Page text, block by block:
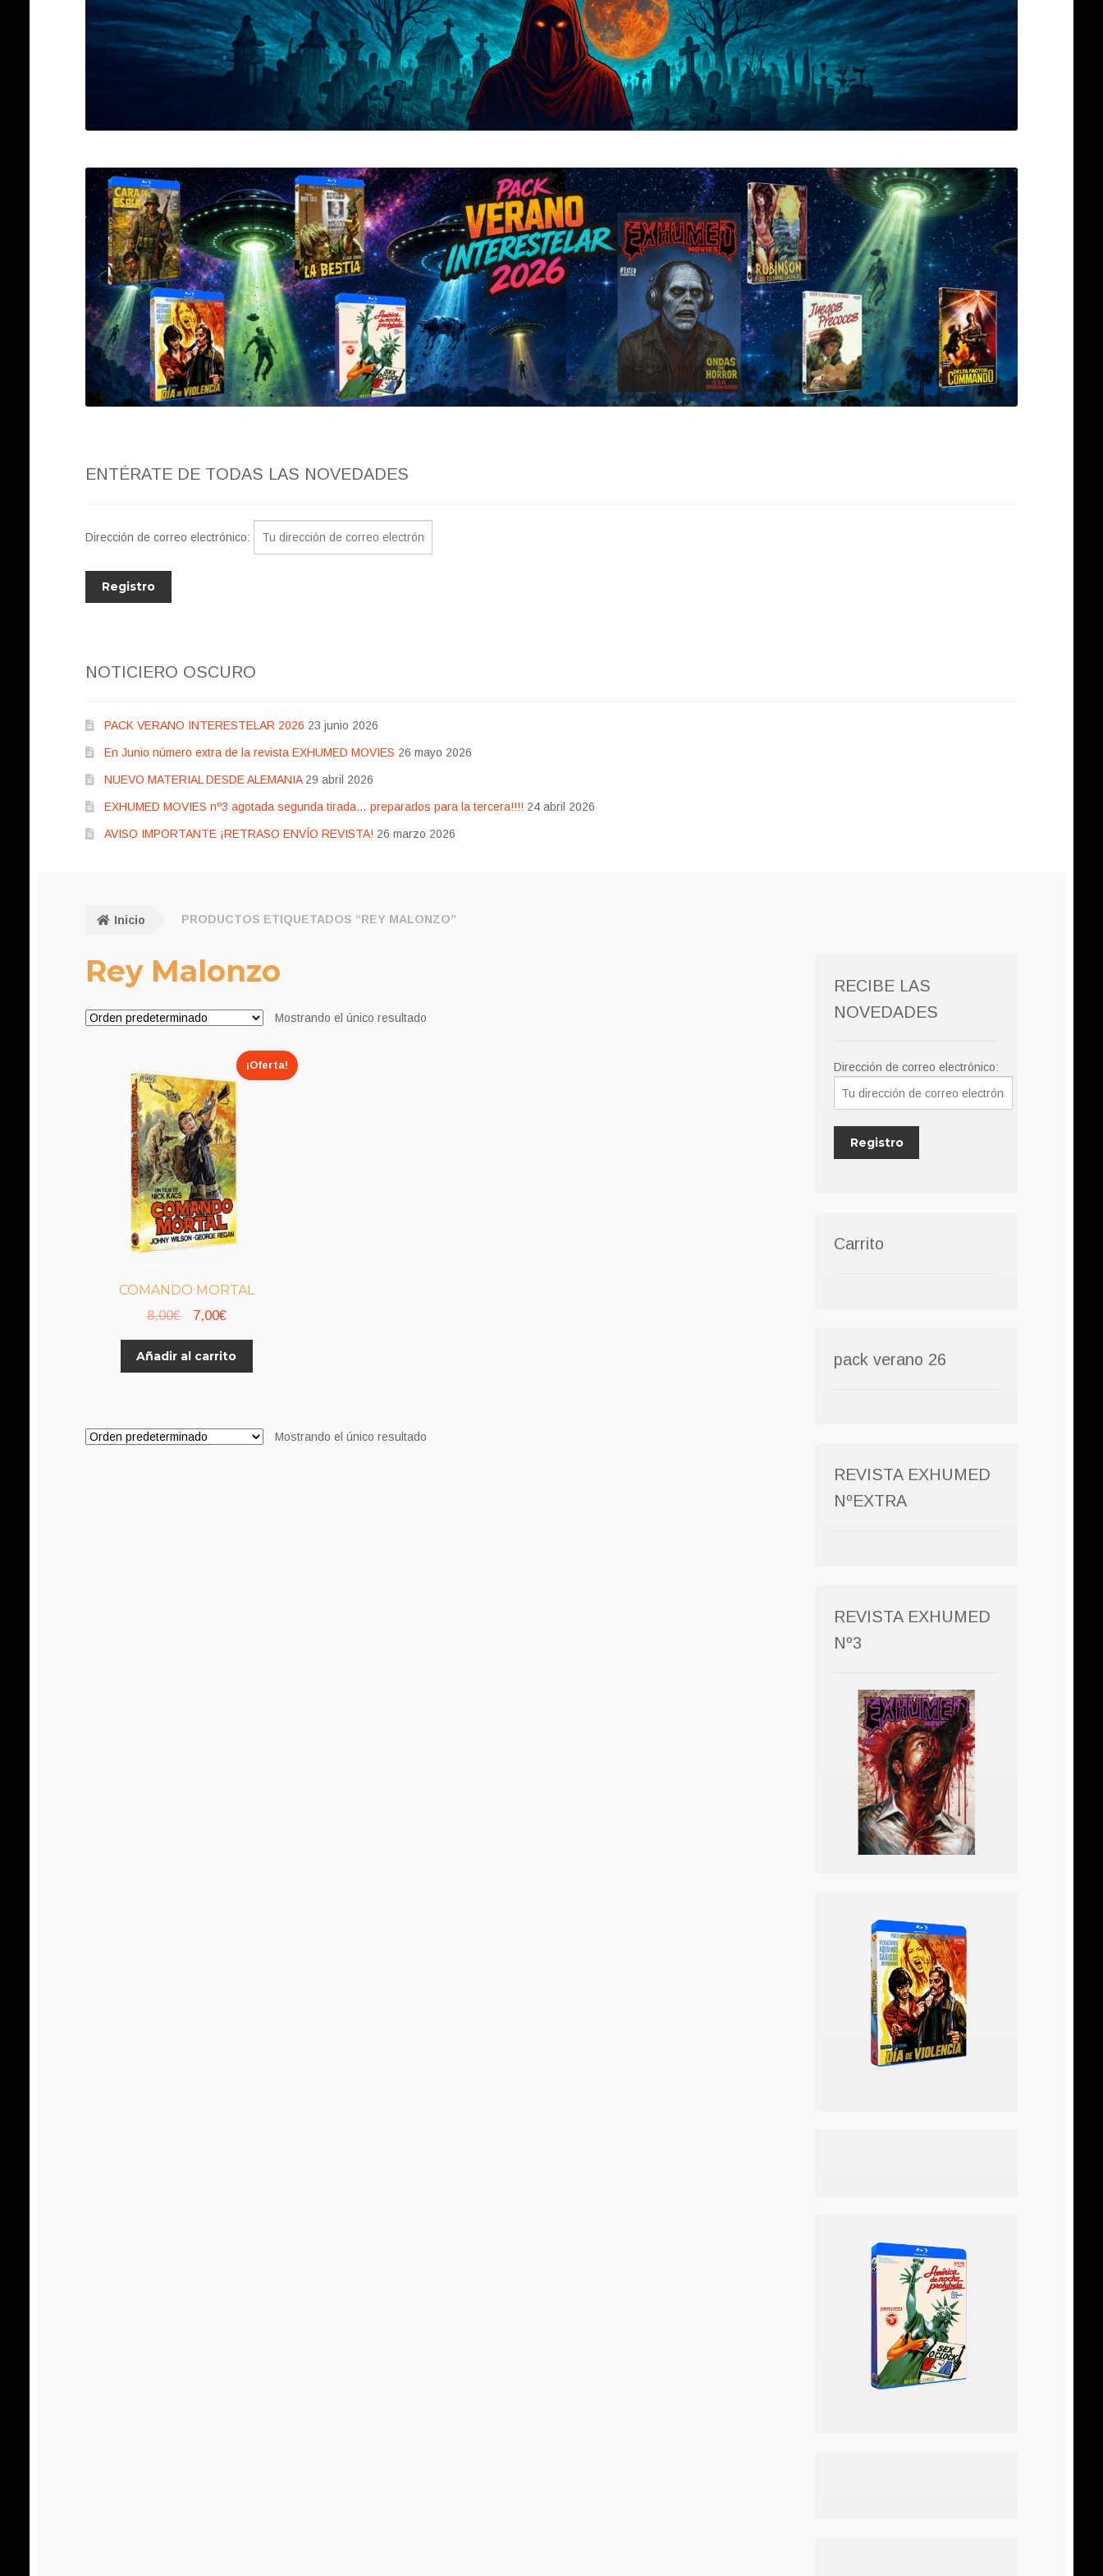
ENTÉRATE DE TODAS LAS NOVEDADES
Dirección de correo electrónico:
NOTICIERO OSCURO
PACK VERANO INTERESTELAR 2026 23 junio 2026
En Junio número extra de la revista EXHUMED MOVIES 26 mayo 2026
NUEVO MATERIAL DESDE ALEMANIA 29 abril 2026
EXHUMED MOVIES nº3 agotada segunda tirada… preparados para la tercera!!!! 24 abril 2026
AVISO IMPORTANTE ¡RETRASO ENVÍO REVISTA! 26 marzo 2026
Inicio PRODUCTOS ETIQUETADOS “REY MALONZO”
Rey Malonzo
Mostrando el único resultado
COMANDO MORTAL
¡Oferta!
8,00€
El
precio
original
7,00€El
precio
actual
Añadir al carrito
Mostrando el único resultado
RECIBE LAS
NOVEDADES
Dirección de correo electrónico:
Carrito
pack verano 26
REVISTA EXHUMED
NºEXTRA
REVISTA EXHUMED
Nº3